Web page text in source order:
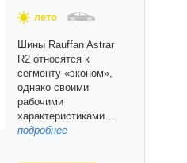
лето
Шины Rauffan Astrar
R2 относятся к
сегменту «эконом»,
однако своими
рабочими
характеристиками…
подробнее